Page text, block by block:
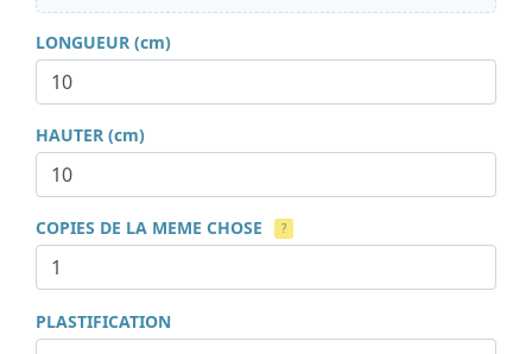
LONGUEUR (cm)
HAUTER (cm)
COPIES DE LA MEME CHOSE ?
PLASTIFICATION